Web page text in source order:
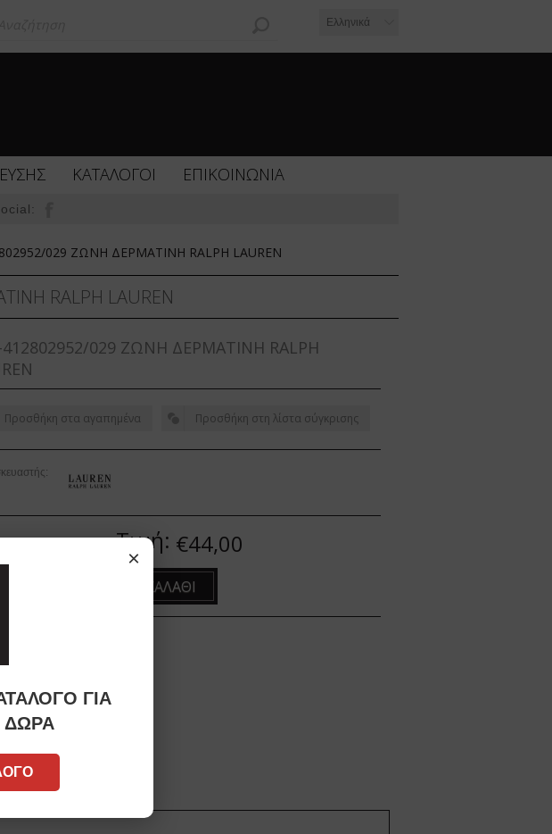
Ελληνικά
ΚΑΤΑΛΟΓΟΙ ΕΠΙΚΟΙΝΩΝΙΑ
029 ΖΩΝΗ ΔΕΡΜΑΤΙΝΗ RALPH LAUREN
RALPH LAUREN
412802952/029 ΖΩΝΗ ΔΕΡΜΑΤΙΝΗ RALPH
Τιμή: €44,00
×
ΓΙΑ
ΔΩΡΑ